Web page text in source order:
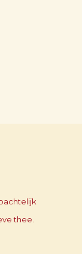
thee.